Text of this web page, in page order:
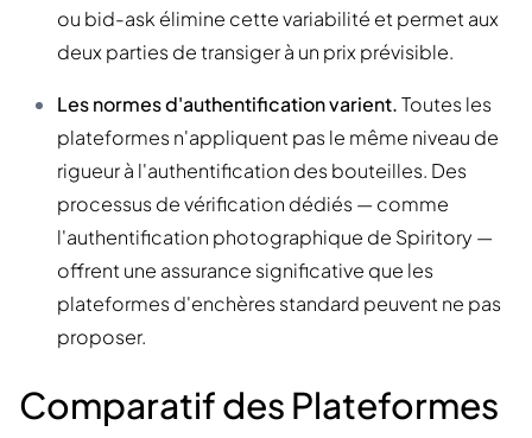
ou bid-ask élimine cette variabilité et permet aux
deux parties de transiger à un prix prévisible.
Les normes d'authentification varient.Toutes les
plateformes n'appliquent pas le même niveau de
rigueur à l'authentification des bouteilles. Des
processus de vérification dédiés — comme
l'authentification photographique de Spiritory —
offrent une assurance significative que les
plateformes d'enchères standard peuvent ne pas
proposer.
Comparatif des Plateformes